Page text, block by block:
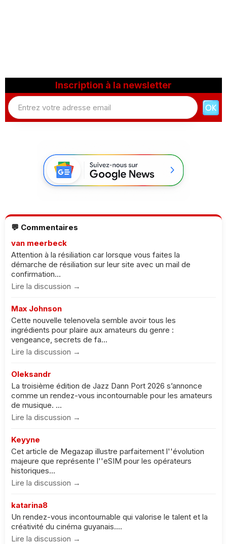
Inscription à la newsletter
💬 Commentaires
van meerbeck
Attention à la résiliation car lorsque vous faites la
démarche de résiliation sur leur site avec un mail de
confirmation...
Lire la discussion →
Max Johnson
Cette nouvelle telenovela semble avoir tous les
ingrédients pour plaire aux amateurs du genre :
vengeance, secrets de fa...
Lire la discussion →
Oleksandr
La troisième édition de Jazz Dann Port 2026 s’annonce
comme un rendez-vous incontournable pour les amateurs
de musique. ...
Lire la discussion →
Keyyne
Cet article de Megazap illustre parfaitement l''évolution
majeure que représente l''eSIM pour les opérateurs
historiques...
Lire la discussion →
katarina8
Un rendez-vous incontournable qui valorise le talent et la
créativité du cinéma guyanais....
Lire la discussion →